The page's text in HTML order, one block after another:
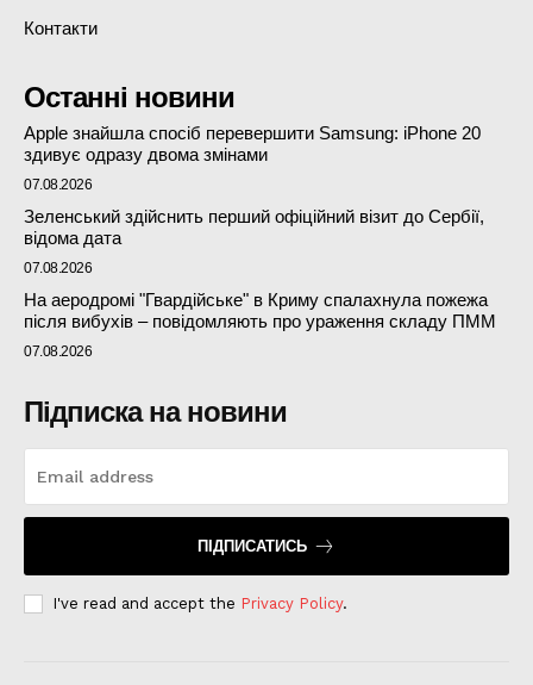
Контакти
Останні новини
Apple знайшла спосіб перевершити Samsung: iPhone 20
здивує одразу двома змінами
07.08.2026
Зеленський здійснить перший офіційний візит до Сербії,
відома дата
07.08.2026
На аеродромі "Гвардійське" в Криму спалахнула пожежа
після вибухів – повідомляють про ураження складу ПММ
07.08.2026
Підписка на новини
ПІДПИСАТИСЬ
I've read and accept the Privacy Policy.